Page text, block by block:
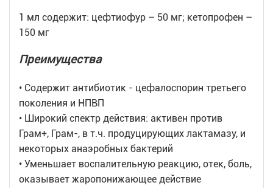
1 мл содержит: цефтиофур – 50 мг; кетопрофен –
150 мг
Преимущества
• Содержит антибиотик - цефалоспорин третьего
поколения и НПВП
• Широкий спектр действия: активен против
Грам+, Грам-, в т.ч. продуцирующих лактамазу, и
некоторых анаэробных бактерий
• Уменьшает воспалительную реакцию, отек, боль,
оказывает жаропонижающее действие